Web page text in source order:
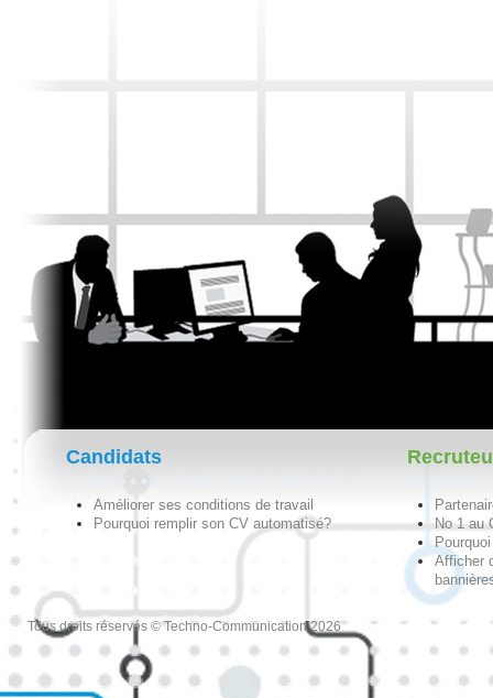
Candidats
Améliorer ses conditions de travail
Pourquoi remplir son CV automatisé?
No 1 au
Afficher
Tous droits réservés © Techno-Communication 2026